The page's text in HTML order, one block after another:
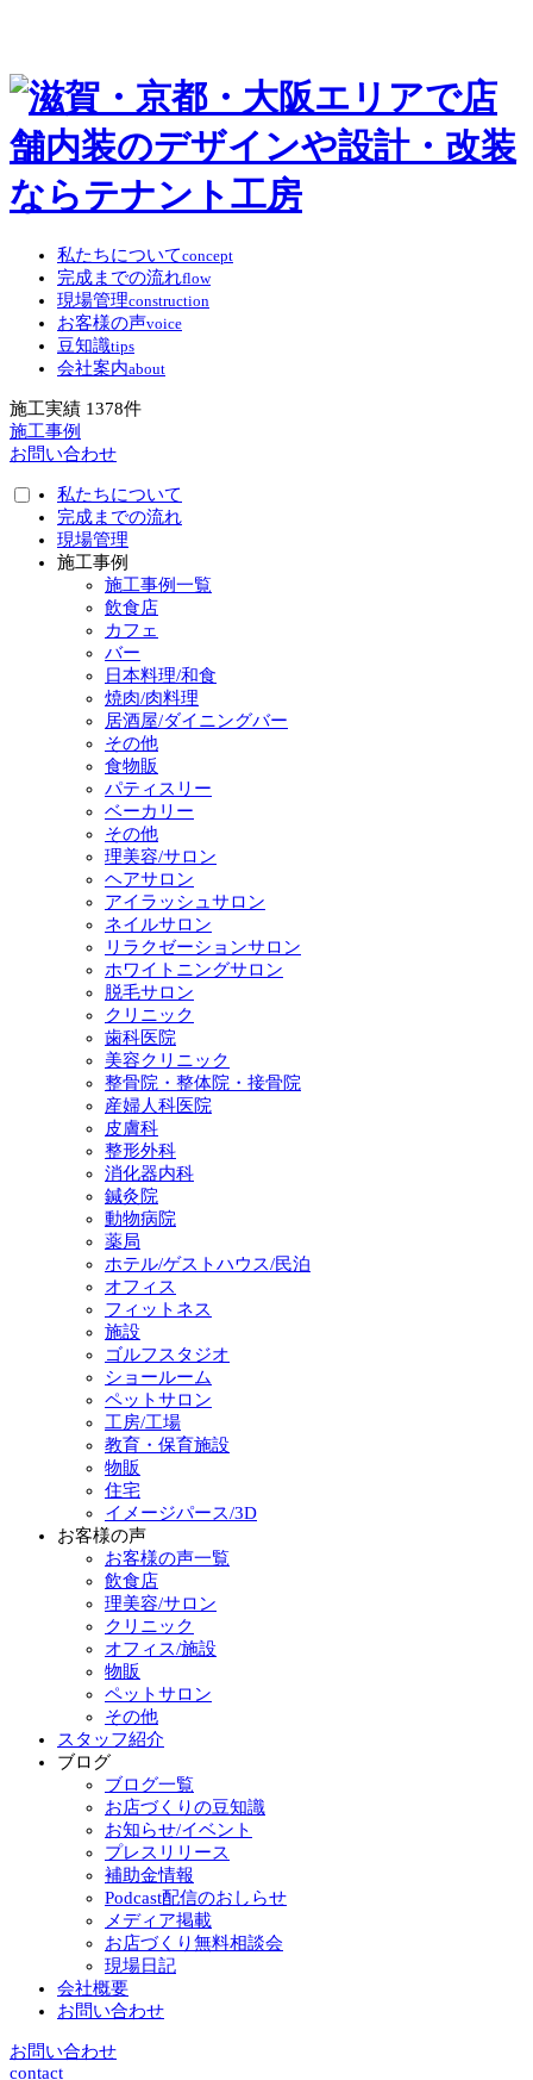
私たちについてconcept
完成までの流れflow
現場管理construction
お客様の声voice
豆知識tips
会社案内about
施工実績 1378件
施工事例
お問い合わせ
私たちについて
完成までの流れ
現場管理
施工事例
施工事例一覧
飲食店
カフェ
バー
日本料理/和食
焼肉/肉料理
居酒屋/ダイニングバー
その他
食物販
パティスリー
ベーカリー
その他
理美容/サロン
ヘアサロン
アイラッシュサロン
ネイルサロン
リラクゼーションサロン
ホワイトニングサロン
脱毛サロン
クリニック
歯科医院
美容クリニック
整骨院・整体院・接骨院
産婦人科医院
皮膚科
整形外科
消化器内科
鍼灸院
動物病院
薬局
ホテル/ゲストハウス/民泊
オフィス
フィットネス
施設
ゴルフスタジオ
ショールーム
ペットサロン
工房/工場
教育・保育施設
物販
住宅
イメージパース/3D
お客様の声
お客様の声一覧
飲食店
理美容/サロン
クリニック
オフィス/施設
物販
ペットサロン
その他
スタッフ紹介
ブログ
ブログ一覧
お店づくりの豆知識
お知らせ/イベント
プレスリリース
補助金情報
Podcast配信のおしらせ
メディア掲載
お店づくり無料相談会
現場日記
会社概要
お問い合わせ
お問い合わせ
contact